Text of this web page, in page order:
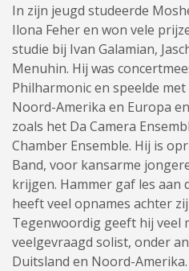
In zijn jeugd studeerde
Ilona Feher en won vele
studie bij Ivan Galamian,
Menuhin. Hij was
Philharmonic en speelde
Noord-Amerika en Europa
zoals het Da Camera
Chamber Ensemble. Hij is
Band, voor kansarme
krijgen. Hammer gaf les aan
heeft veel opnames achter
Tegenwoordig geeft hij veel
veelgevraagd solist, onder
Duitsland en Noord-Amerika.